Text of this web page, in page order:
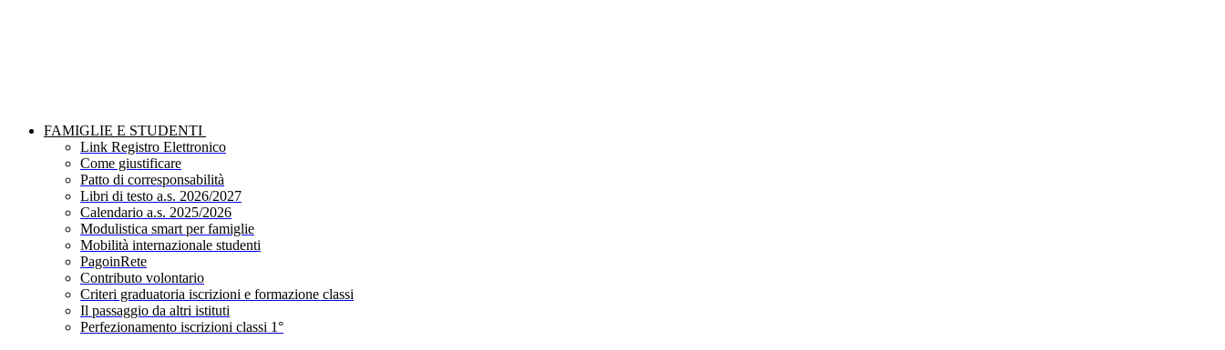
FAMIGLIE E STUDENTI
Link Registro Elettronico
Come giustificare
Patto di corresponsabilità
Libri di testo a.s. 2026/2027
Calendario a.s. 2025/2026
Modulistica smart per famiglie
Mobilità internazionale studenti
PagoinRete
Contributo volontario
Criteri graduatoria iscrizioni e formazione classi
Il passaggio da altri istituti
Perfezionamento iscrizioni classi 1°